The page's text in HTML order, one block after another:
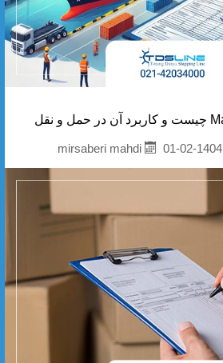
01-02-1404